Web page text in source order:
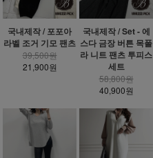
국내제작 / 포포아
라벨 조거 기모 팬츠
39,500원
21,900원
국내제작 / Set - 에
스다 금장 버튼 목폴
라 니트 팬츠 투피스
세트
58,800원
40,900원